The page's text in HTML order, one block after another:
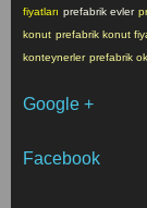
fiyatları prefabrik evler
konut prefabrik konut
konteynerler prefabrik
Google +
Facebook